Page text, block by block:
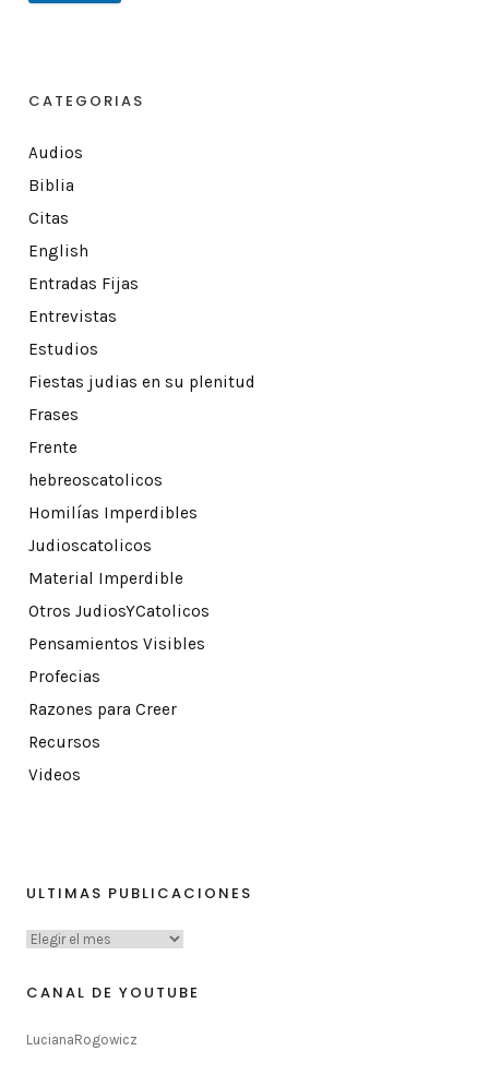
CATEGORIAS
Audios
Biblia
Citas
English
Entradas Fijas
Entrevistas
Estudios
Fiestas judias en su plenitud
Frases
Frente
hebreoscatolicos
Homilías Imperdibles
Judioscatolicos
Material Imperdible
Otros JudiosYCatolicos
Pensamientos Visibles
Profecias
Razones para Creer
Recursos
Videos
ULTIMAS PUBLICACIONES
CANAL DE YOUTUBE
LucianaRogowicz